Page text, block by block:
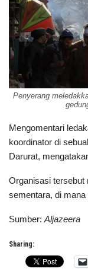
Penyerang
Mengomentari
koordinator di
Darurat,
Organisasi tersebut
sementara, di mana
Sumber: Aljazeera
Sharing: